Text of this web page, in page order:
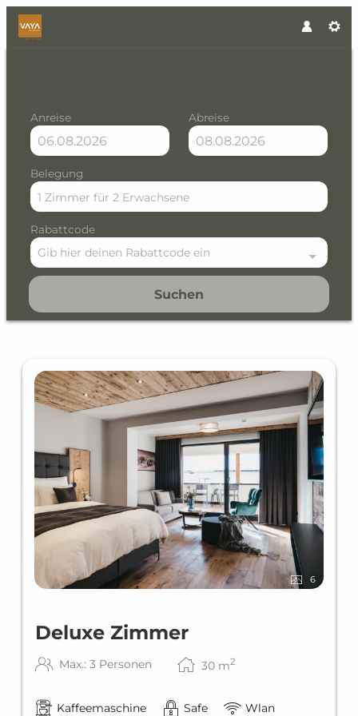
Anreise Abreise
Belegung
1 Zimmer für 2 Erwachsene
Rabattcode
Gib hier deinen Rabattcode ein
Suchen
VAYA Nauders - Unsere
6
Deluxe Zimmer
Max.: 3 Personen 30 m2
Kaffeemaschine Safe
Wlan